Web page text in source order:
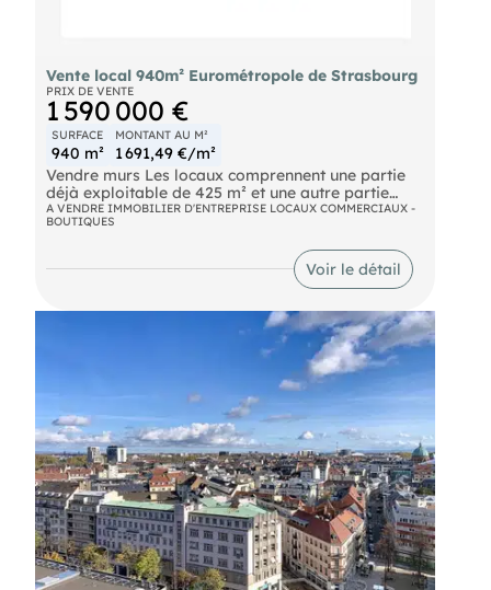
Vente local 940m² Eurométropole de Strasbourg
PRIX DE VENTE
1 590 000 €
SURFACE
940 m²
MONTANT AU M²
1 691,49 €/m²
Vendre murs Les locaux comprennent une partie
déjà exploitable de 425 m² et une autre partie
brute de béton 514 m² avec possibilité de
mezzanine, belle hauteur sous plafond. Nouveau
quartier résidentiel sur l'Eurométropole de
Strasbourg, desserte TRAM en pied d'immeuble
proche zone commerciale Parking couvert 25
000 € Surface totale du local = 940 m² Réf.
A VENDRE IMMOBILIER D'ENTREPRISE LOCAUX COMMERCIAUX -
BOUTIQUES
Voir le détail